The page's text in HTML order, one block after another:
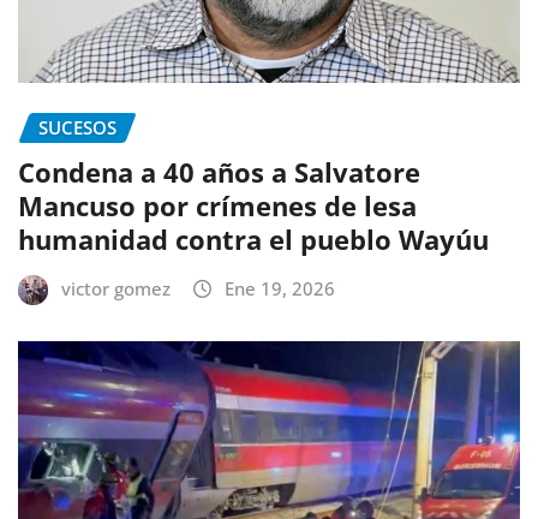
SUCESOS
Condena a 40 años a Salvatore
Mancuso por crímenes de lesa
humanidad contra el pueblo Wayúu
victor gomez Ene 19, 2026